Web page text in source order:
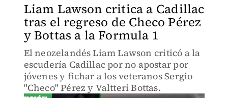
Liam Lawson critica a Cadillac
tras el regreso de Checo Pérez
y Bottas a la Formula 1
El neozelandés Liam Lawson criticó a la
escudería Cadillac por no apostar por
jóvenes y fichar a los veteranos Sergio
"Checo" Pérez y Valtteri Bottas.